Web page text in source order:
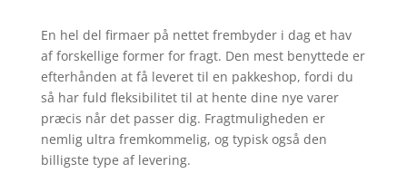
En hel del firmaer på nettet frembyder i dag et hav
af forskellige former for fragt. Den mest benyttede er
efterhånden at få leveret til en pakkeshop, fordi du
så har fuld fleksibilitet til at hente dine nye varer
præcis når det passer dig. Fragtmuligheden er
nemlig ultra fremkommelig, og typisk også den
billigste type af levering.